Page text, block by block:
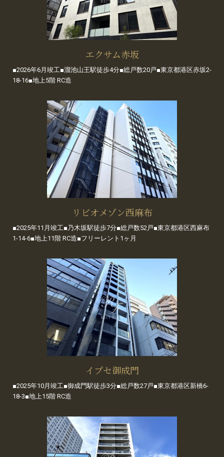
エクサム赤坂
■2026年6月竣工■溜池山王駅徒歩4分■総戸数20戸■東京都港区赤坂2-
18-16■地上5階 RC造
リビオメゾン西麻布
■2025年11月竣工■乃木坂駅徒歩7分■総戸数52戸■東京都港区西麻布
1-14-6■地上11階 RC造■フリーレント1ヶ月
イプセ御成門
■2025年10月竣工■御成門駅徒歩3分■総戸数27戸■東京都港区新橋6-
18-3■地上15階 RC造